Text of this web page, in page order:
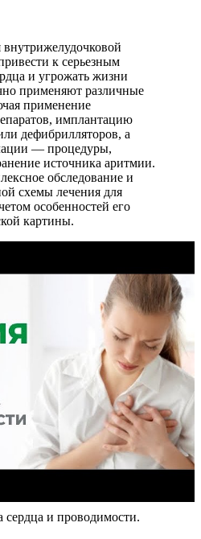
к серьезным
и угрожать жизни
применяют различные
применение
имплантацию
дефибрилляторов, а
— процедуры,
источника аритмии.
обследование и
схемы лечения для
особенностей его
картины.
и проводимости.